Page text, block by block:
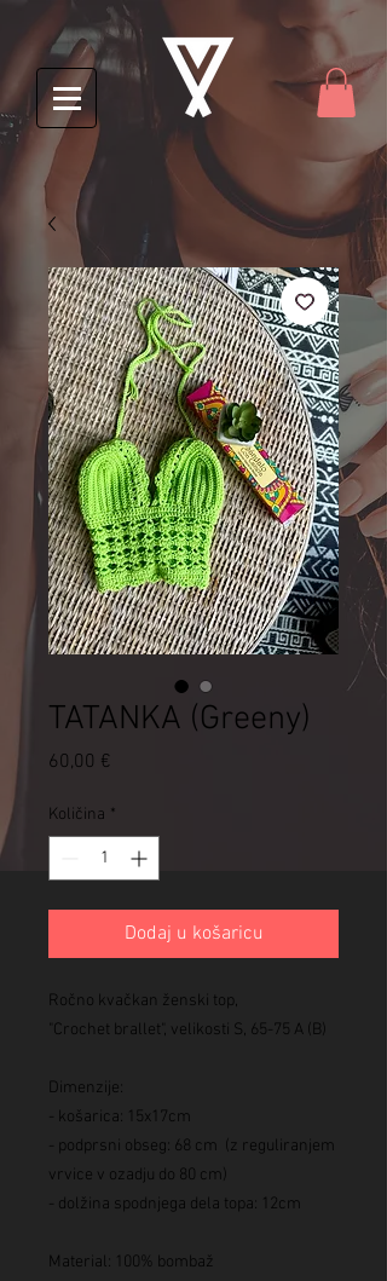
TATANKA (Greeny)
60,00 €
Količina *
Dodaj u košaricu
Ročno kvačkan ženski top,
"Crochet brallet", velikosti S, 65-75 A (B)
Dimenzije:
- košarica: 15x17cm
- podprsni obseg: 68 cm (z reguliranjem
vrvice v ozadju do 80 cm)
- dolžina spodnjega dela topa: 12cm
Material: 100% bombaž